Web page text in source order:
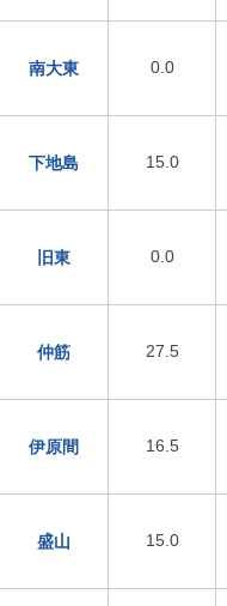
南大東 0.0
下地島 15.0
旧東 0.0
仲筋 27.5
伊原間 16.5
盛山 15.0